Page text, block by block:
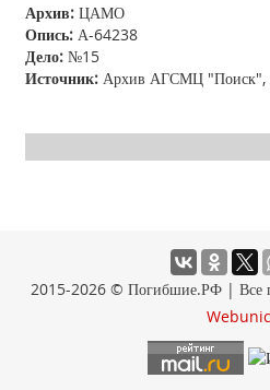
Архив: ЦАМО
Опись: А-64238
Дело: №15
Источник: Архив АГСМЦ "Поиск",
2015-2026 © Погибшие.РФ | Все